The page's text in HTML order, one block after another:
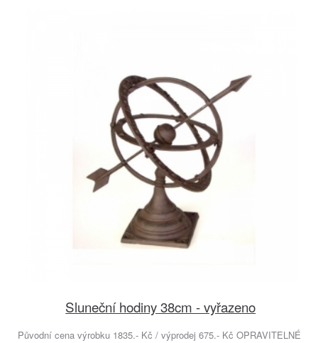
Sluneční hodiny 38cm - vyřazeno
Původní cena výrobku 1835.- Kč / výprodej 675.- Kč OPRAVITELNÉ